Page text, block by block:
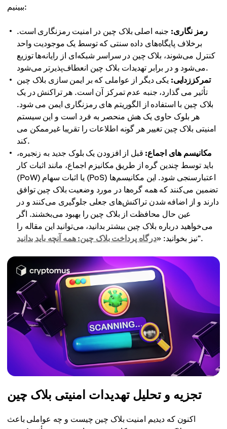
ببینیم:
رمز نگاری: جنبه اصلی بلاک چین در امنیت رمزنگاری است.
برخلاف پایگاه‌های داده سنتی که توسط یک موجودیت واحد
کنترل می‌شوند، بلاک چین در سراسر شبکه‌ای از رایانه‌ها توزیع
می‌شود و در برابر تهدیدات بلاک چین انعطاف‌پذیرتر می‌شود.
تمرکززدایی: یکی دیگر از عواملی که بر ایمن سازی بلاک چین
تأثیر می گذارد، جنبه عدم تمرکز آن است. هر تراکنش در یک
بلاک چین با استفاده از الگوریتم های رمزنگاری ایمن می شود.
هر بلوک حاوی یک هش منحصر به فرد است و این سیستم
امنیتی بلاک چین تغییر هر گونه اطلاعات را تقریبا غیرممکن می
کند.
مکانیسم های اجماع: قبل از افزودن یک بلوک جدید به زنجیره،
باید توسط چندین گره از طریق مکانیزم اجماع، مانند اثبات کار
(PoW) یا اثبات سهام (PoS) اعتبارسنجی شود. این مکانیسم‌ها
تضمین می‌کنند که همه گره‌ها در مورد وضعیت بلاک چین توافق
دارند و از اضافه شدن تراکنش‌های جعلی جلوگیری می‌کنند و در
عین حال محافظت از بلاک چین را بهبود می‌بخشند. اگر
می‌خواهید درباره بلاک چین بیشتر بدانید، می‌توانید این مقاله را
نیز بخوانید: «درگاه پرداخت بلاک چین: همه آنچه باید بدانید ".
تجزیه و تحلیل تهدیدات امنیتی بلاک چین
اکنون که دیدیم امنیت بلاک چین چیست و چه عواملی باعث